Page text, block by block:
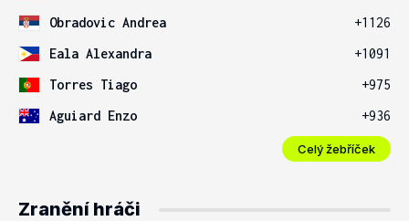
Obradovic Andrea
+1126
Eala Alexandra
+1091
Torres Tiago
+975
Aguiard Enzo
+936
Celý žebříček
Zranění hráči